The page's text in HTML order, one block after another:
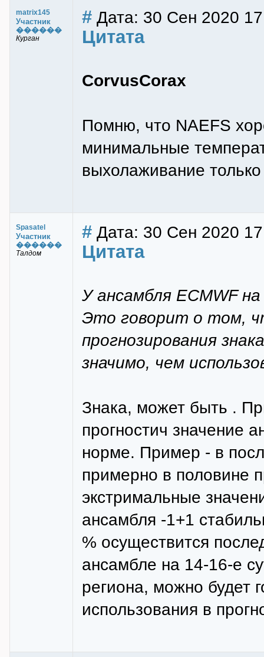
matrix145
Участник
������
Курган
# Дата: 30 Сен 2020
Цитата
CorvusCorax
Помню, что NAEFS
минимальные
выхолаживание
Spasatel
Участник
������
Талдом
# Дата: 30 Сен 2020
Цитата
У ансамбля ECMWF
Это говорит о том,
прогнозирования
значимо, чем
Знака, может быть .
прогностич значение
норме. Пример - в
примерно в половине
экстримальные
ансамбля -1+1
% осуществится
ансамбле на 14-16-е
региона, можно будет
использования в